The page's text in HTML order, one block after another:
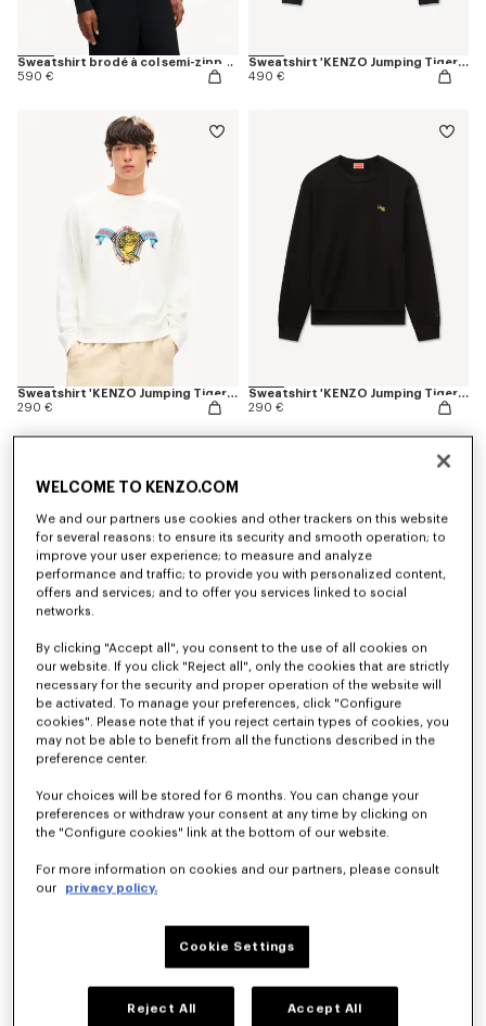
Sweatshirt brodé à col semi-zippé 'KENZO Wildflower' en coton
590 €
Sweatshirt 'KENZO Jumping Tiger' en coton
490 €
Sweatshirt 'KENZO Jumping Tiger' en coton
290 €
Sweatshirt 'KENZO Jumping Tiger' en coton
290 €
Sweatshirt à capuche zippé 'KENZO Jumping Tiger' en coton à motif chevrons
420 €
290 €
Nouveauté Nouveauté
WELCOME TO KENZO.COM
We and our partners use cookies and other trackers on this website
for several reasons: to ensure its security and smooth operation; to
improve your user experience; to measure and analyze
performance and traffic; to provide you with personalized content,
offers and services; and to offer you services linked to social
networks.
By clicking "Accept all", you consent to the use of all cookies on
our website. If you click "Reject all", only the cookies that are strictly
necessary for the security and proper operation of the website will
be activated. To manage your preferences, click "Configure
cookies". Please note that if you reject certain types of cookies, you
may not be able to benefit from all the functions described in the
preference center.
Your choices will be stored for 6 months. You can change your
preferences or withdraw your consent at any time by clicking on
the "Configure cookies" link at the bottom of our website.
For more information on cookies and our partners, please consult
our
privacy policy.
Cookie Settings
Reject All Accept All